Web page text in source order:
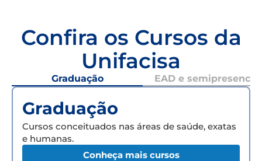
Confira os Cursos da
Unifacisa
Graduação EAD e semipresencial
Graduação
Cursos conceituados nas áreas de saúde, exatas
e humanas.
Conheça mais cursos